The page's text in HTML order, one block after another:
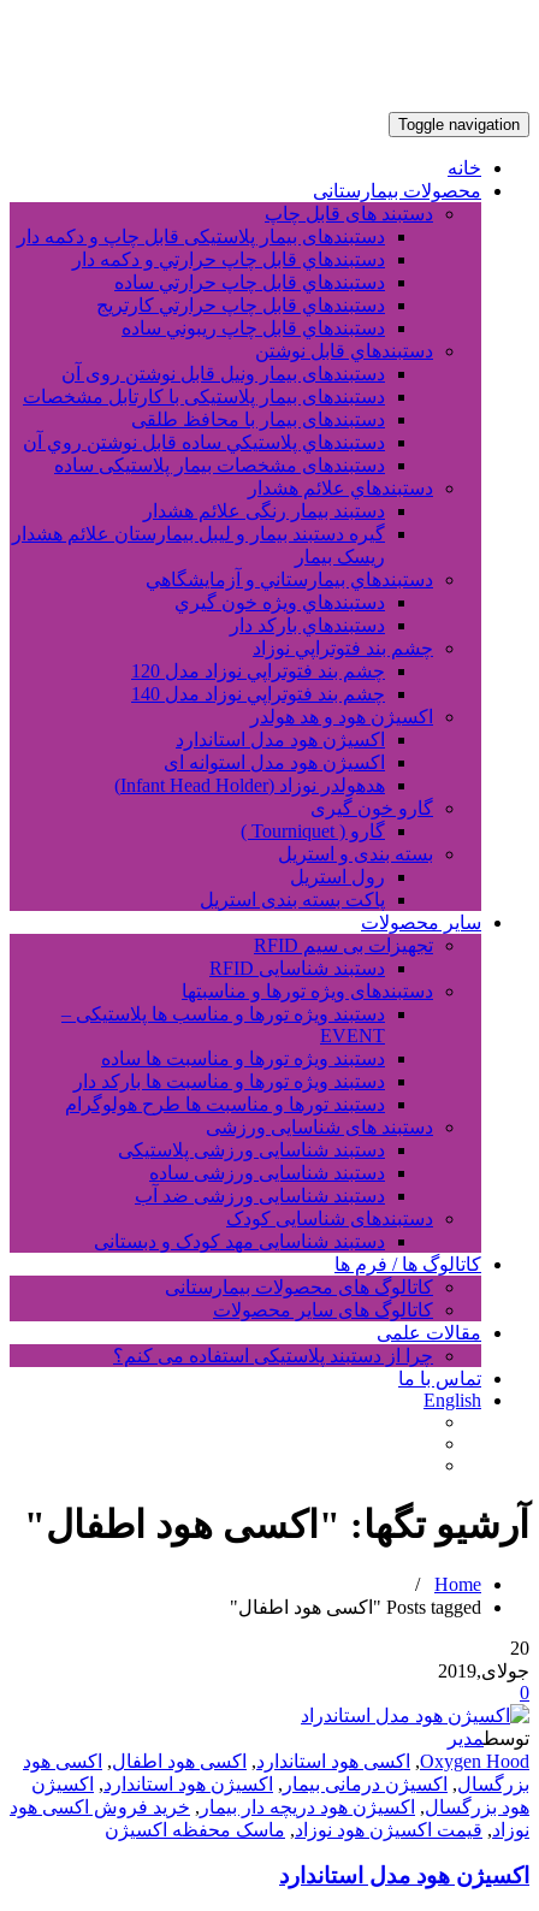
Toggle navigation
خانه
محصولات بیمارستانی
دستبند های قابل چاپ
دستبندهای بیمار پلاستیکی قابل چاپ و دکمه دار
دستبندهاي قابل چاپ حرارتي و دکمه دار
دستبندهاي قابل چاپ حرارتي ساده
دستبندهاي قابل چاپ حرارتي کارتريج
دستبندهاي قابل چاپ ريبوني ساده
دستبندهاي قابل نوشتن
دستبندهای بیمار ونیل قابل نوشتن روی آن
دستبندهای بیمار پلاستیکی با کارتابل مشخصات
دستبندهای بیمار با محافظ طلقی
دستبندهاي پلاستيکي ساده قابل نوشتن روي آن
دستبندهای مشخصات بیمار پلاستیکی ساده
دستبندهاي علائم هشدار
دستبند بیمار رنگی علائم هشدار
گیره دستبند بیمار و لیبل بیمارستان علائم هشدار
ریسک بیمار
دستبندهاي بيمارستاني و آزمايشگاهي
دستبندهاي ويژه خون گيري
دستبندهاي بارکد دار
چشم بند فتوتراپي نوزاد
چشم بند فتوتراپي نوزاد مدل 120
چشم بند فتوتراپي نوزاد مدل 140
اکسیژن هود و هد هولدر
اکسیژن هود مدل استاندارد
اکسیژن هود مدل استوانه ای
هدهولدر نوزاد (Infant Head Holder)
گارو خون گیری
گارو ( Tourniquet )
بسته بندی و استریل
رول استریل
پاکت بسته بندی استریل
سایر محصولات
تجهیزات بی سیم RFID
دستبند شناسایی RFID
دستبندهای ویژه تورها و مناسبتها
دستبند ویژه تورها و مناسب ها پلاستیکی –
EVENT
دستبند ویژه تورها و مناسبت ها ساده
دستبند ویژه تورها و مناسبت ها بارکد دار
دستبند تورها و مناسبت ها طرح هولوگرام
دستبند های شناسایی ورزشی
دستبند شناسایی ورزشی پلاستیکی
دستبند شناسایی ورزشی ساده
دستبند شناسایی ورزشی ضد آب
دستبندهای شناسایی کودک
دستبند شناسایی مهد کودک و دبستانی
کاتالوگ ها / فرم ها
کاتالوگ های محصولات بیمارستانی
کاتالوگ های سایر محصولات
مقالات علمی
چرا از دستبند پلاستیکی استفاده می کنم؟
تماس با ما
English
آرشیو تگها: " اکسی هود اطفال"
Home
/
Posts tagged "اکسی هود اطفال"
20
جولای,2019
0
توسطمدیر
Oxygen Hood
, اکسی هود استاندارد, اکسی هود اطفال, اکسی هود
بزرگسال, اکسیژن درمانی بیمار , اکسیژن هود استاندارد, اکسیژن
هود بزرگسال, اکسیژن هود دریچه دار بیمار , خرید فروش اکسی هود
نوزاد, قیمت اکسیژن هود نوزاد, ماسک محفظه اکسیژن
اکسیژن هود مدل استاندارد